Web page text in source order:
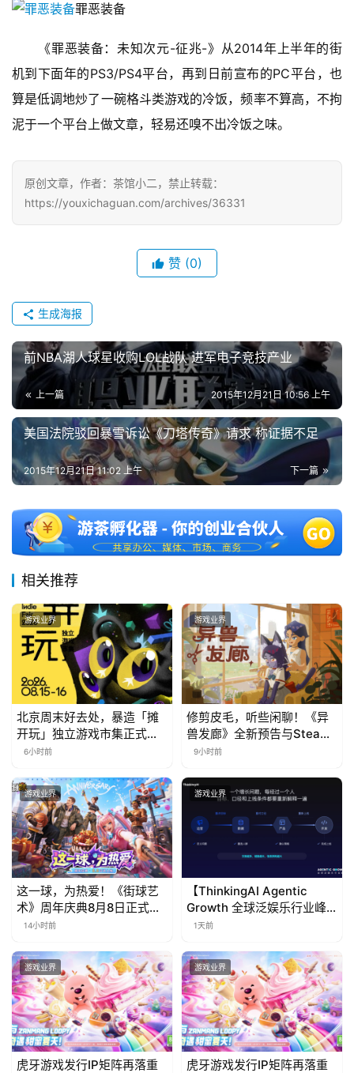
罪恶装备
《罪恶装备：未知次元-征兆-》从2014年上半年的街
机到下面年的PS3/PS4平台，再到日前宣布的PC平台，也
算是低调地炒了一碗格斗类游戏的冷饭，频率不算高，不拘
泥于一个平台上做文章，轻易还嗅不出冷饭之味。
原创文章，作者：茶馆小二，禁止转载：
https://youxichaguan.com/archives/36331
赞 (0)
生成海报
前NBA湖人球星收购LOL战队 进军电子竞技产业
上一篇 2015年12月21日 10:56 上午
美国法院驳回暴雪诉讼《刀塔传奇》请求 称证据不足
下一篇
2015年12月21日 11:02 上午
相关推荐
游戏业界
北京周末好去处，暴造「摊
开玩」独立游戏市集正式开
票！
6小时前
游戏业界
修剪皮毛，听些闲聊！《异
兽发廊》全新预告与Steam
免费试玩公开
9小时前
游戏业界
这一球，为热爱！《街球艺
术》周年庆典8月8日正式上
线，多重福利与全新内容同
14小时前
游戏业界
【ThinkingAI Agentic
Growth 全球泛娱乐行业峰
会】Agent 时代，人到底负
1天前
游戏业界
虎牙游戏发行IP矩阵再落重
游戏业界
虎牙游戏发行IP矩阵再落重